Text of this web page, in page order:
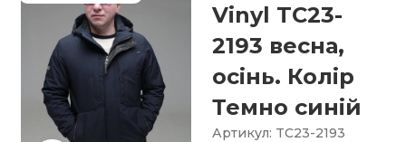
Vinyl TC23-
2193 весна,
осінь. Колір
Темно синій
Артикул: TC23-2193